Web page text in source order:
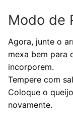
Modo de
Agora, junte o
mexa bem para
incorporem.
Tempere com
Coloque o
novamente.